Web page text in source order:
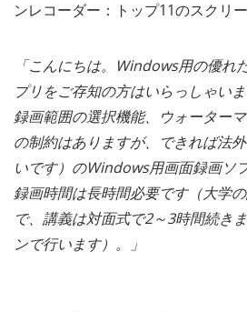
ンレコーダー：トップ11のスクリ
「こんにちは。Windows用の優れ
プリをご存知の方はいらっしゃい
録画範囲の選択機能、ウォーター
の制約はありますが、できれば法
いです）のWindows用画面録画ソ
録画時間は長時間必要です（大学
で、講義は対面式で2～3時間続き
ンで行います）。」